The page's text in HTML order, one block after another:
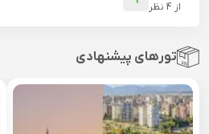
از 4 نظر
تورهای پیشنهادی